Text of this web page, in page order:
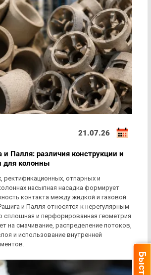
21.07.26
и Палля: различия конструкции и
для колонны
ректификационных, отпарных и
насыпная насадка формирует
контакта между жидкой и газовой
и Палля относятся к нерегулярным
сплошная и перфорированная геометрия
на смачивание, распределение потоков,
и использование внутренней